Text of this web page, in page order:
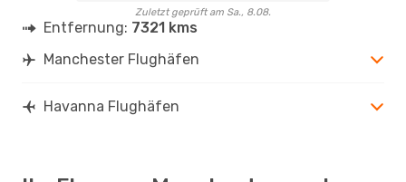
Zuletzt geprüft am Sa., 8.08.
Entfernung: 7321 kms
Manchester Flughäfen
Havanna Flughäfen